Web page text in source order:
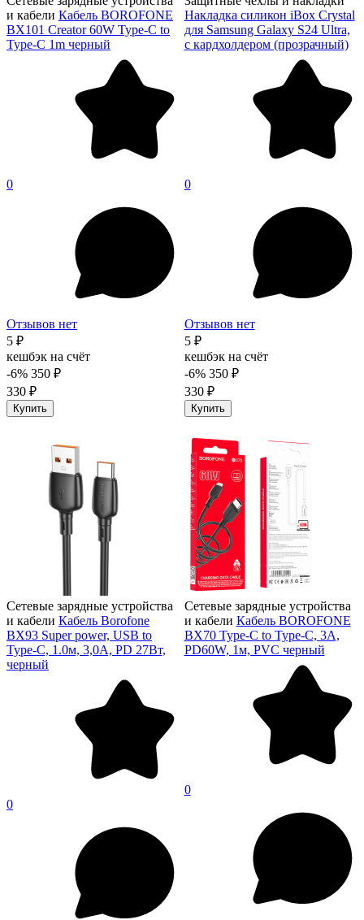
и кабели Кабель BOROFONE
BX101 Creator 60W Type-C to
Type-C 1m черный
0
Отзывов нет
5 ₽
кешбэк на счёт
-6% 350 ₽
330 ₽
Купить
Накладка силикон iBox Crystal
для Samsung Galaxy S24 Ultra,
с кардхолдером (прозрачный)
0
Отзывов нет
5 ₽
кешбэк на счёт
-6% 350 ₽
330 ₽
Купить
Сетевые зарядные устройства
и кабели Кабель Borofone
BX93 Super power, USB to
Type-C, 1.0м, 3,0А, PD 27Вт,
черный
0
Сетевые зарядные устройства
и кабели Кабель BOROFONE
BX70 Type-C to Type-C, 3A,
PD60W, 1м, PVC черный
0